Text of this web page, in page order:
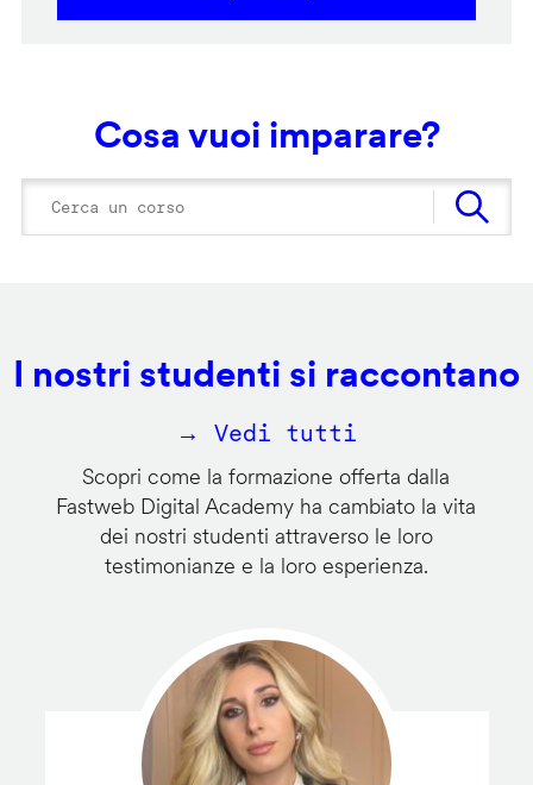
Cosa vuoi imparare?
I nostri studenti si raccontano
→ Vedi tutti
Scopri come la formazione offerta dalla
Fastweb Digital Academy ha cambiato la vita
dei nostri studenti attraverso le loro
testimonianze e la loro esperienza.